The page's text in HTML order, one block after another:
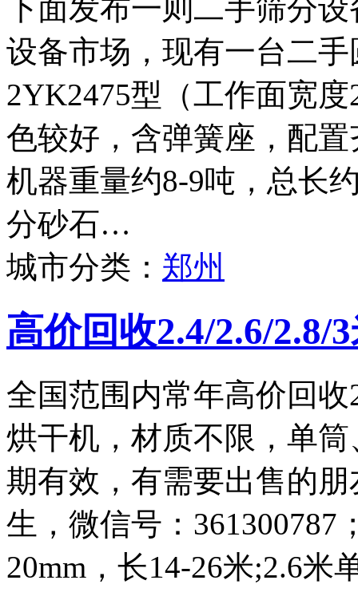
下面发布一则二手筛分
设备市场，现有一台二
2YK2475型（工作面宽
色较好，含弹簧座，配
机器重量约8-9吨，总长
分砂石…
城市分类： 郑州
高价回收2.4/2.6/2.8/
全国范围内常年高价回收
烘干机，材质不限，单
期有效，有需要出售的朋
生，微信号：361300787
20mm，长14-26米;2.6米